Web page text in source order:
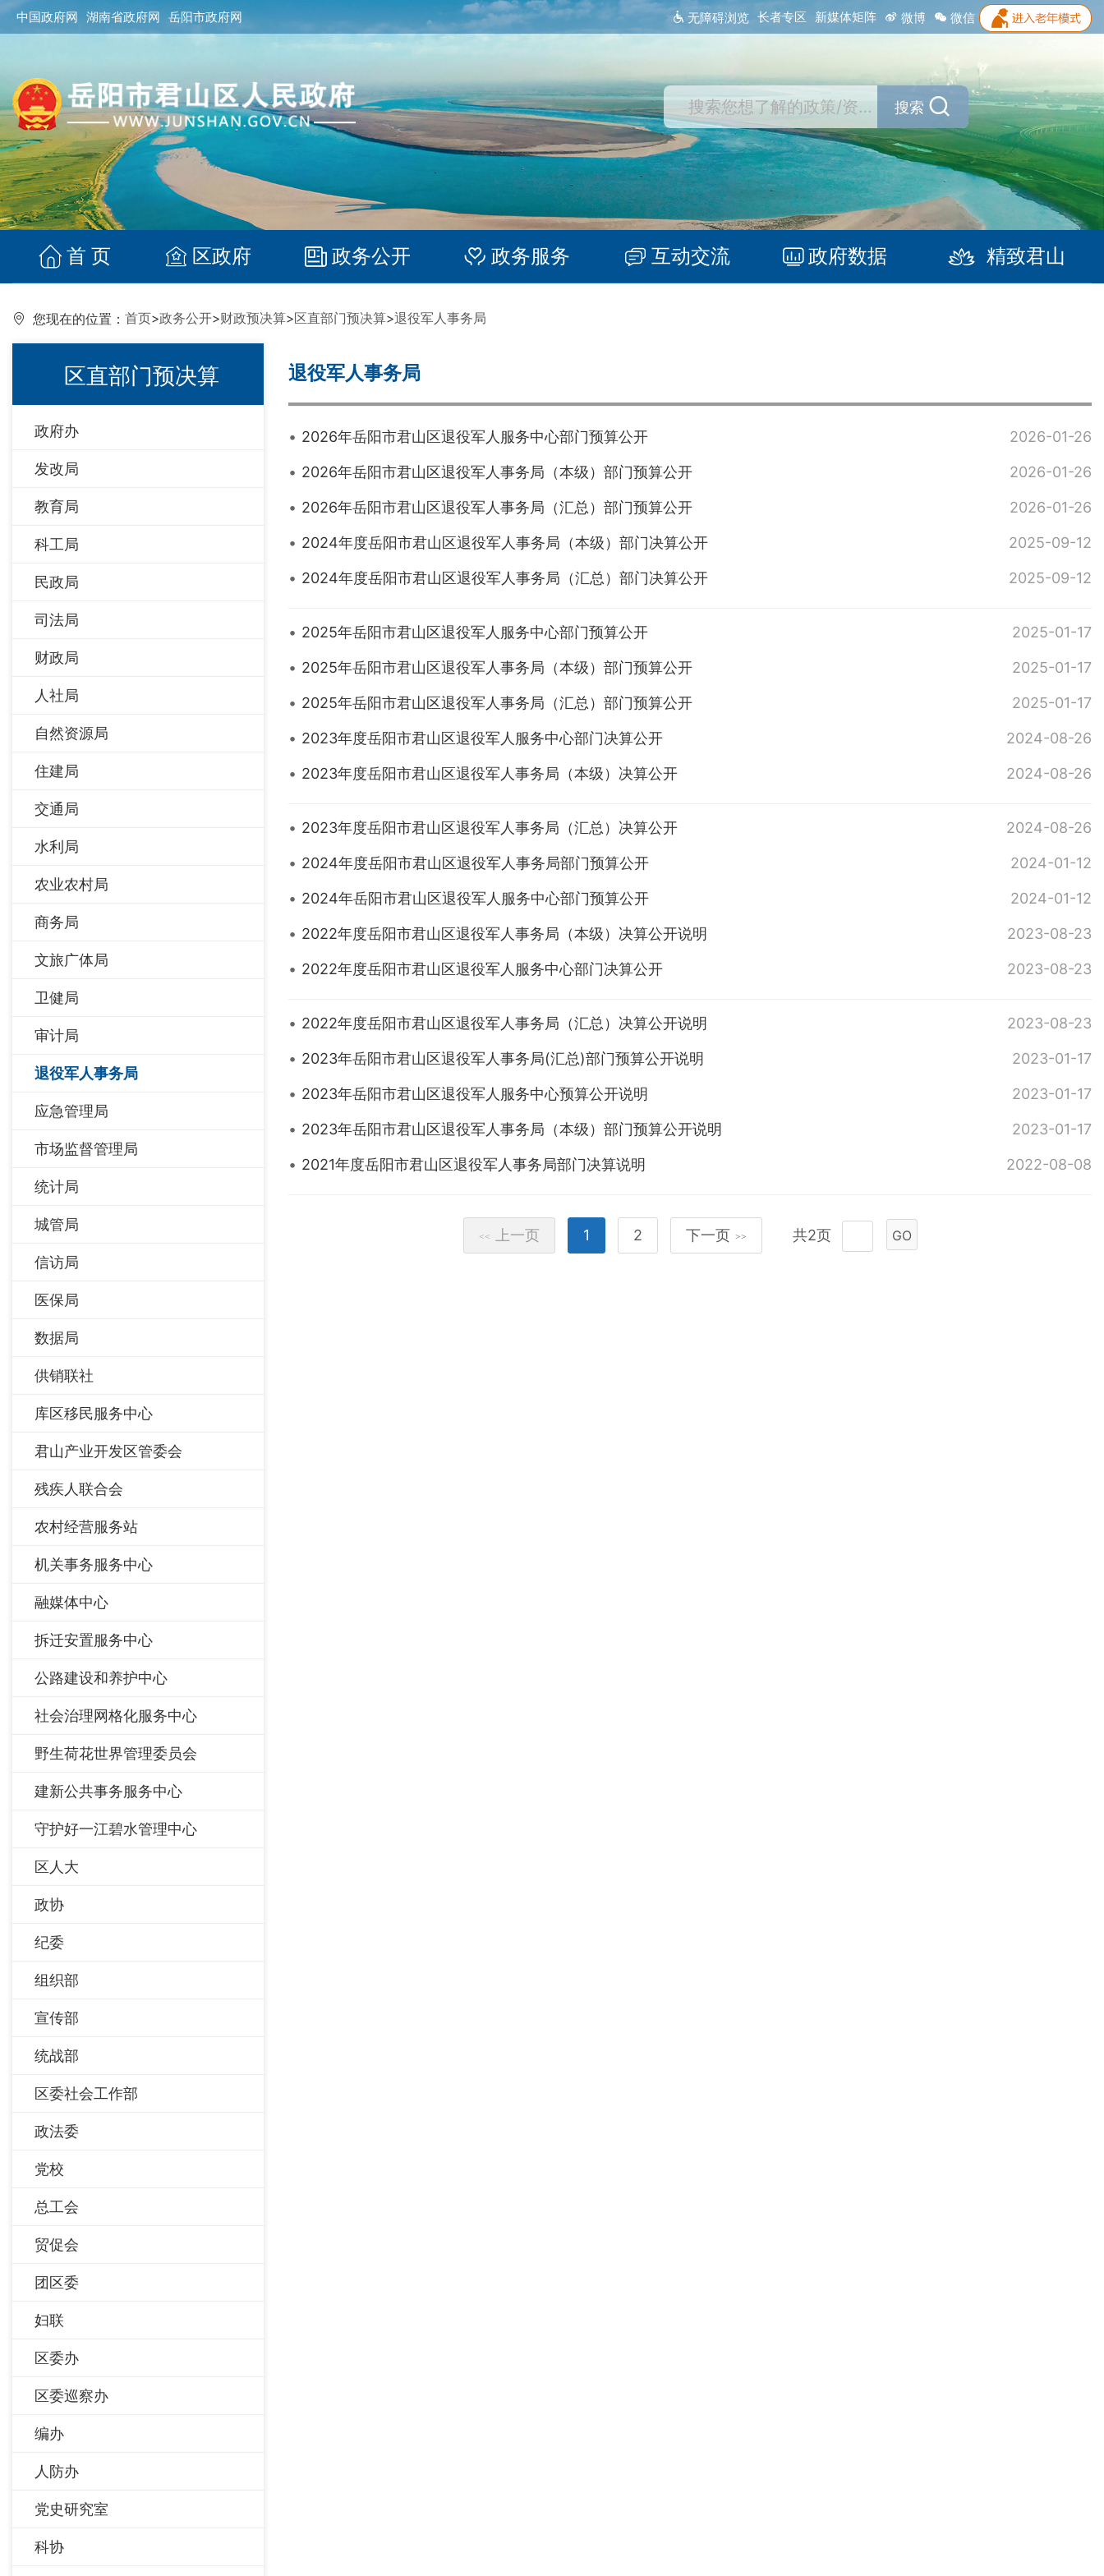
中国政府网 湖南省政府网 岳阳市政府网 无障碍浏览 长者专区 新媒体矩阵 微博 微信
搜索
首 页 区政府 政务公开 政务服务 互动交流 政府数据 精致君山
您现在的位置： 首页>政务公开>财政预决算>区直部门预决算>退役军人事务局
区直部门预决算
政府办
发改局
教育局
科工局
民政局
司法局
财政局
人社局
自然资源局
住建局
交通局
水利局
农业农村局
商务局
文旅广体局
卫健局
审计局
退役军人事务局
应急管理局
市场监督管理局
统计局
城管局
信访局
医保局
数据局
供销联社
库区移民服务中心
君山产业开发区管委会
残疾人联合会
农村经营服务站
机关事务服务中心
融媒体中心
拆迁安置服务中心
公路建设和养护中心
社会治理网格化服务中心
野生荷花世界管理委员会
建新公共事务服务中心
守护好一江碧水管理中心
区人大
政协
纪委
组织部
宣传部
统战部
区委社会工作部
政法委
党校
总工会
贸促会
团区委
妇联
区委办
区委巡察办
编办
人防办
党史研究室
科协
退役军人事务局
2026年岳阳市君山区退役军人服务中心部门预算公开 2026-01-26
2026年岳阳市君山区退役军人事务局（本级）部门预算公开 2026-01-26
2026年岳阳市君山区退役军人事务局（汇总）部门预算公开 2026-01-26
2024年度岳阳市君山区退役军人事务局（本级）部门决算公开 2025-09-12
2024年度岳阳市君山区退役军人事务局（汇总）部门决算公开 2025-09-12
2025年岳阳市君山区退役军人服务中心部门预算公开 2025-01-17
2025年岳阳市君山区退役军人事务局（本级）部门预算公开 2025-01-17
2025年岳阳市君山区退役军人事务局（汇总）部门预算公开 2025-01-17
2023年度岳阳市君山区退役军人服务中心部门决算公开 2024-08-26
2023年度岳阳市君山区退役军人事务局（本级）决算公开 2024-08-26
2023年度岳阳市君山区退役军人事务局（汇总）决算公开 2024-08-26
2024年度岳阳市君山区退役军人事务局部门预算公开 2024-01-12
2024年岳阳市君山区退役军人服务中心部门预算公开 2024-01-12
2022年度岳阳市君山区退役军人事务局（本级）决算公开说明 2023-08-23
2022年度岳阳市君山区退役军人服务中心部门决算公开 2023-08-23
2022年度岳阳市君山区退役军人事务局（汇总）决算公开说明 2023-08-23
2023年岳阳市君山区退役军人事务局(汇总)部门预算公开说明 2023-01-17
2023年岳阳市君山区退役军人服务中心预算公开说明 2023-01-17
2023年岳阳市君山区退役军人事务局（本级）部门预算公开说明 2023-01-17
2021年度岳阳市君山区退役军人事务局部门决算说明 2022-08-08
<< 上一页 1 2 下一页 >> 共2页 GO